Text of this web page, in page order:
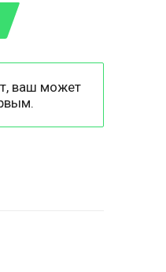
ваш может